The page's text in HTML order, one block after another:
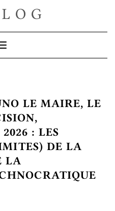
Toggle Navigation
LE MAIRE, LE
: LES
DE LA
LA